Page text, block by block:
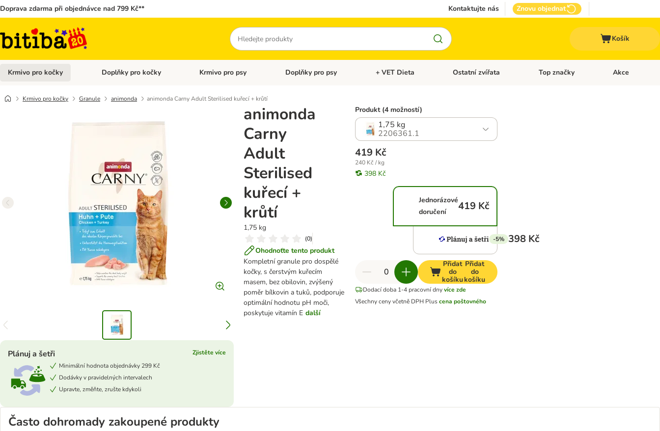
Doprava zdarma při objednávce nad 799 Kč** Kontaktujte nás Znovu objednat
Hledat
Košík
Krmivo pro kočky Otevřít menu: Krmivo pro kočky
Doplňky pro kočky Otevřít menu: Doplňky pro kočky
Krmivo pro psy Otevřít menu: Krmivo pro psy
Doplňky pro psy Otevřít menu: Doplňky pro psy
+ VET Dieta Otevřít menu: + VET Dieta
Ostatní zvířata Otevřít menu: Ostatní zvířata
Top značky Otevřít menu:
Akce
Krmivo pro kočky Granule animonda animonda Carny Adult Sterilised kuřecí + krůtí
animonda
Carny
Adult
Sterilised
kuřecí +
krůtí
1,75 kg
(0)
Ohodnoťte tento produkt
Kompletní granule pro dospělé
kočky, s čerstvým kuřecím
masem, bez obilovin, zvýšený
poměr bílkovin a tuků, podporuje
optimální hodnotu pH moči,
poskytuje vitamín E další
Plánuj a šetři
Zjistěte více
Minimální hodnota objednávky 299 Kč
Dodávky v pravidelných intervalech
Upravte, změňte, zrušte kdykoli
Produkt (4 možností)
1,75 kg
2206361.1
419 Kč
240 Kč / kg
398 Kč
Jednorázové
doručení
419 Kč
-5% 398 Kč
Přidat
do
košíku
Přidat
do
košíku
Dodací doba 1-4 pracovní dnyvíce zde
Všechny ceny včetně DPH Pluscena poštovného
Často dohromady zakoupené produkty